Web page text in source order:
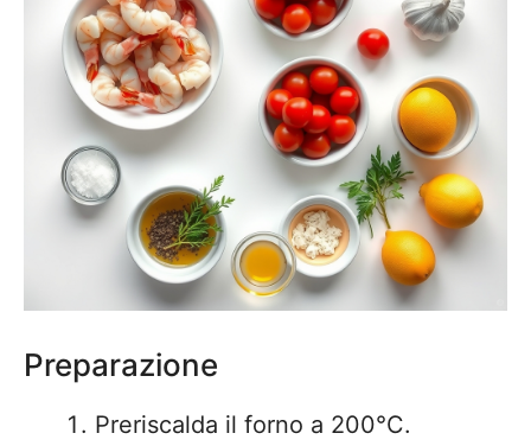
Preparazione
Preriscalda il forno a 200°C.